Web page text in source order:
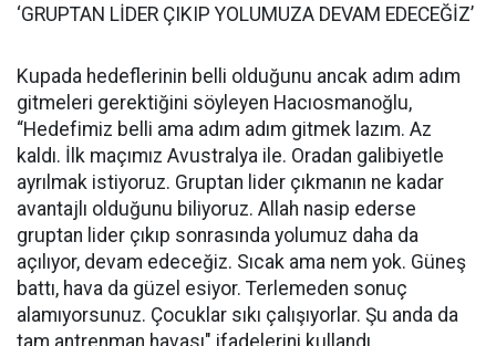
‘GRUPTAN LİDER ÇIKIP YOLUMUZA DEVAM EDECEĞİZ’
Kupada hedeflerinin belli olduğunu ancak adım adım
gitmeleri gerektiğini söyleyen Hacıosmanoğlu,
“Hedefimiz belli ama adım adım gitmek lazım. Az
kaldı. İlk maçımız Avustralya ile. Oradan galibiyetle
ayrılmak istiyoruz. Gruptan lider çıkmanın ne kadar
avantajlı olduğunu biliyoruz. Allah nasip ederse
gruptan lider çıkıp sonrasında yolumuz daha da
açılıyor, devam edeceğiz. Sıcak ama nem yok. Güneş
battı, hava da güzel esiyor. Terlemeden sonuç
alamıyorsunuz. Çocuklar sıkı çalışıyorlar. Şu anda da
tam antrenman havası" ifadelerini kullandı.